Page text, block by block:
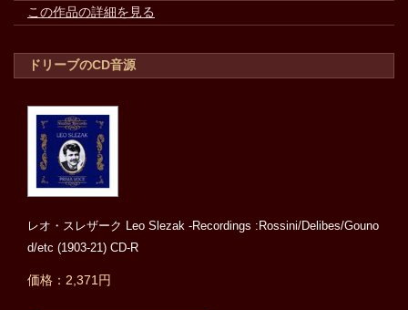
この作品の詳細を見る
ドリーブのCD音源
レオ・スレザーク Leo Slezak -Recordings :Rossini/Delibes/Gouno
d/etc (1903-21) CD-R
価格：2,371円